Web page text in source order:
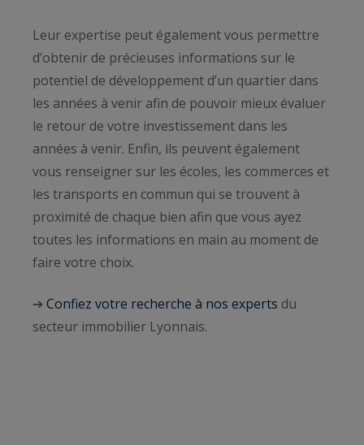
Leur expertise peut également vous permettre
d’obtenir de précieuses informations sur le
potentiel de développement d’un quartier dans
les années à venir afin de pouvoir mieux évaluer
le retour de votre investissement dans les
années à venir. Enfin, ils peuvent également
vous renseigner sur les écoles, les commerces et
les transports en commun qui se trouvent à
proximité de chaque bien afin que vous ayez
toutes les informations en main au moment de
faire votre choix.
➔ Confiez votre recherche à nos experts du
secteur immobilier Lyonnais.